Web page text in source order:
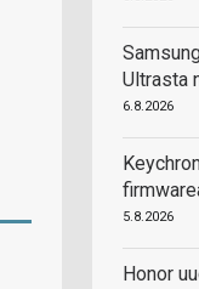
Ultrasta
6.8.2026
5.8.2026
Honor